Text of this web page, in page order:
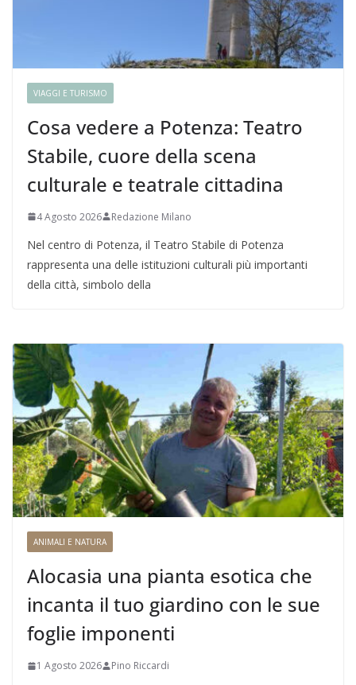
VIAGGI E TURISMO
Cosa vedere a Potenza: Teatro
Stabile, cuore della scena
culturale e teatrale cittadina
4 Agosto 2026 Redazione Milano
Nel centro di Potenza, il Teatro Stabile di Potenza
rappresenta una delle istituzioni culturali più importanti
della città, simbolo della
ANIMALI E NATURA
Alocasia una pianta esotica che
incanta il tuo giardino con le sue
foglie imponenti
1 Agosto 2026 Pino Riccardi